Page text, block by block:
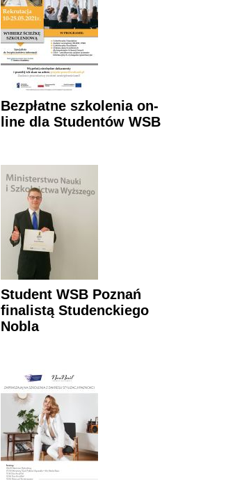
Bezpłatne szkolenia on-
line dla Studentów WSB
Student WSB Poznań
finalistą Studenckiego
Nobla